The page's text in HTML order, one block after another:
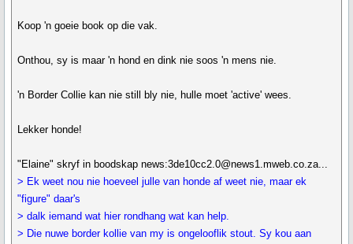
Koop 'n goeie book op die vak.
Onthou, sy is maar 'n hond en dink nie soos 'n mens nie.
'n Border Collie kan nie still bly nie, hulle moet 'active' wees.
Lekker honde!
"Elaine" skryf in boodskap news:3de10cc2.0@news1.mweb.co.za...
> Ek weet nou nie hoeveel julle van honde af weet nie, maar ek
"figure" daar's
> dalk iemand wat hier rondhang wat kan help.
> Die nuwe border kollie van my is ongelooflik stout. Sy kou aan